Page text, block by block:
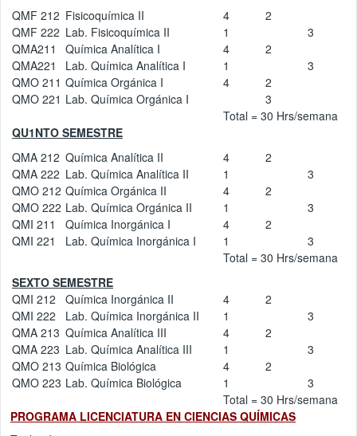
QMF 212 Fisicoquímica II 4
2
QMF 222 Lab. Fisicoquímica II 1
3
QMA211
Química Analítica I 4
2
QMA221
Lab. Química Analítica I 1
3
QMO 211 Química Orgánica I 4
2
QMO 221 Lab. Química Orgánica I
3
Total = 30 Hrs/semana
QU1NTO SEMESTRE
QMA 212 Química Analítica II 4
2
QMA 222 Lab. Química Analítica II 1
3
QMO 212 Química Orgánica II 4
2
QMO 222 Lab. Química Orgánica II 1
3
QMI 211
Química Inorgánica I 4
2
QMI 221
Lab. Química Inorgánica I 1
3
Total = 30 Hrs/semana
SEXTO SEMESTRE
QMI 212
Química Inorgánica II 4
2
QMI 222
Lab. Química Inorgánica II 1
3
QMA 213 Química Analítica III 4
2
QMA 223 Lab. Química Analítica III 1
3
QMO 213 Química Biológica 4
2
QMO 223 Lab. Química Biológica 1
3
Total = 30 Hrs/semana
PROGRAMA LICENCIATURA EN CIENCIAS QUÍMICAS